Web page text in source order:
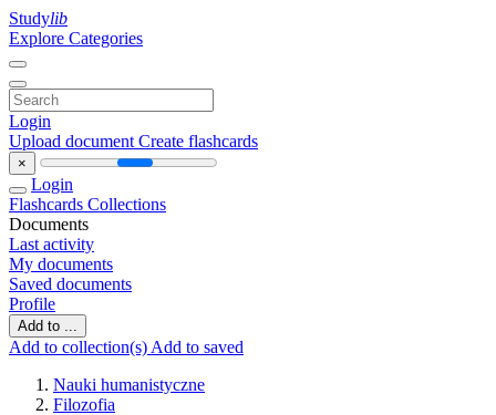
Studylib
Explore Categories
Login
Upload document Create flashcards
×
Login
Flashcards Collections
Documents
Last activity
My documents
Saved documents
Profile
Add to ...
Add to collection(s) Add to saved
Nauki humanistyczne
Filozofia